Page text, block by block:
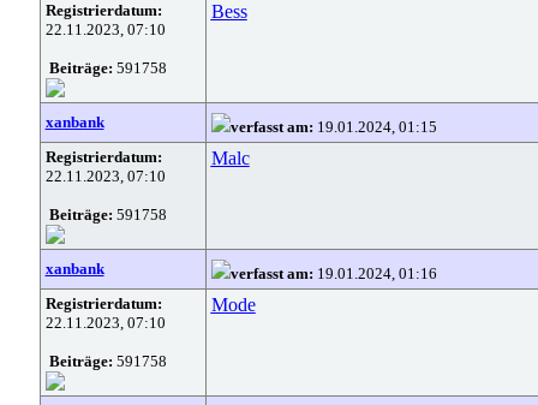
Registrierdatum:
22.11.2023, 07:10
Beiträge: 591758
Bess
xanbank verfasst am: 19.01.2024, 01:15
Registrierdatum:
22.11.2023, 07:10
Beiträge: 591758
Malc
xanbank verfasst am: 19.01.2024, 01:16
Registrierdatum:
22.11.2023, 07:10
Beiträge: 591758
Mode